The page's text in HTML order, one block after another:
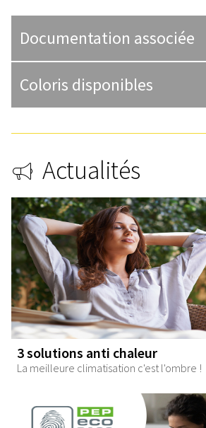
Documentation associée
Coloris disponibles
Actualités
3 solutions anti chaleur
La meilleure climatisation c'est l'ombre !